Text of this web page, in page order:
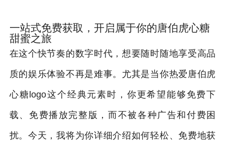
一站式免费获取，开启属于你的唐伯虎心糖
甜蜜之旅
在这个快节奏的数字时代，想要随时随地享受高品
质的娱乐体验不再是难事。尤其是当你热爱唐伯虎
心糖logo这个经典元素时，你更希望能够免费下
载、免费播放完整版，而不被各种广告和付费困
扰。今天，我将为你详细介绍如何轻松、免费地获